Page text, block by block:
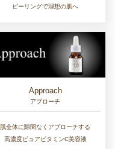
ピーリングで理想の肌へ
Approach
アプローチ
肌全体に隙間なくアプローチする
高濃度ピュアビタミンC美容液